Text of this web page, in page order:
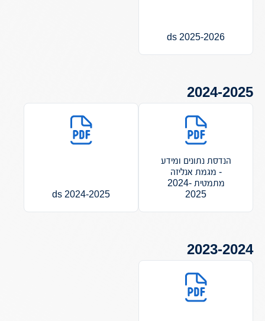
2025-2026 ds
2024-2025
הנדסת נתונים ומידע
- מגמת אנליזה
מתמטית 2024-
2025
2024-2025 ds
2023-2024